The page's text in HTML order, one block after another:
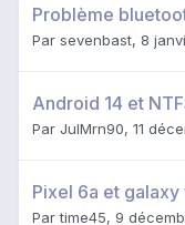
Problème
Par sevenbast, 8
Android 14 et
Par JulMrn90, 11
Pixel 6a et galaxy
Partime45, 9